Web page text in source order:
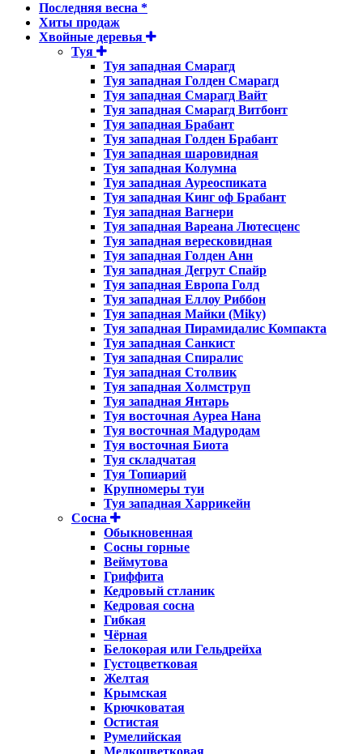
Последняя весна *
Хиты продаж
Хвойные деревья
Туя
Туя западная Смарагд
Туя западная Голден Смарагд
Туя западная Смарагд Вайт
Туя западная Смарагд Витбонт
Туя западная Брабант
Туя западная Голден Брабант
Туя западная шаровидная
Туя западная Колумна
Туя западная Ауреоспиката
Туя западная Кинг оф Брабант
Туя западная Вагнери
Туя западная Вареана Лютесценс
Туя западная вересковидная
Туя западная Голден Анн
Туя западная Дегрут Спайр
Туя западная Европа Голд
Туя западная Еллоу Риббон
Туя западная Майки (Miky)
Туя западная Пирамидалис Компакта
Туя западная Санкист
Туя западная Спиралис
Туя западная Столвик
Туя западная Холмструп
Туя западная Янтарь
Туя восточная Ауреа Нана
Туя восточная Мадуродам
Туя восточная Биота
Туя складчатая
Туя Топиарий
Крупномеры туи
Туя западная Харрикейн
Сосна
Обыкновенная
Сосны горные
Веймутова
Гриффита
Кедровый стланик
Кедровая сосна
Гибкая
Чёрная
Белокорая или Гельдрейха
Густоцветковая
Желтая
Крымская
Крючковатая
Остистая
Румелийская